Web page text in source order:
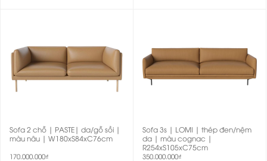
Sofa 2 chỗ | PASTE| da/gỗ sồi |
màu nâu | W180xS84xC76cm
170.000.000₫
Sofa 3s | LOMI | thép đen/nệm
da | màu cognac |
R254xS105xC75cm
350.000.000₫